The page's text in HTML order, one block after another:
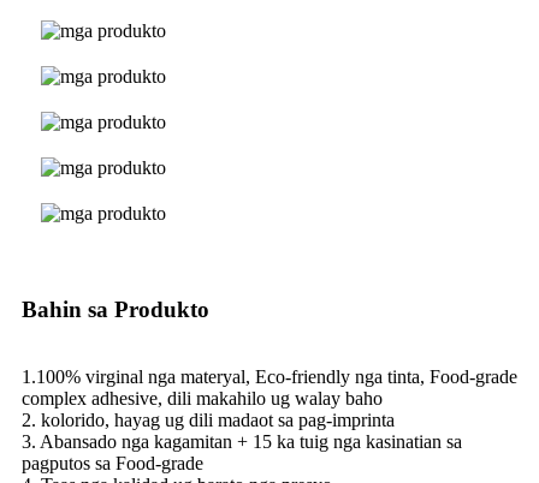
Bahin sa Produkto
1.100% virginal nga materyal, Eco-friendly nga tinta, Food-grade
complex adhesive, dili makahilo ug walay baho
2. kolorido, hayag ug dili madaot sa pag-imprinta
3. Abansado nga kagamitan + 15 ka tuig nga kasinatian sa
pagputos sa Food-grade